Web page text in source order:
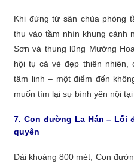
Khi đứng từ sân chùa phóng
thu vào tầm nhìn khung cảnh
Sơn và thung lũng Mường
hội tụ cả vẻ đẹp thiên nhiên,
tâm linh – một điểm đến
muốn tìm lại sự bình yên nội
7. Con đường La Hán – Lối
quyên
Dài khoảng 800 mét, Con